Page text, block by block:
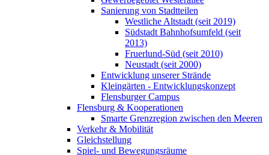
Sanierung von Stadtteilen
Westliche Altstadt (seit 2019)
Südstadt Bahnhofsumfeld (seit
2013)
Fruerlund-Süd (seit 2010)
Neustadt (seit 2000)
Entwicklung unserer Strände
Kleingärten - Entwicklungskonzept
Flensburger Campus
Flensburg & Kooperationen
Smarte Grenzregion zwischen den Meeren
Verkehr & Mobilität
Gleichstellung
Spiel- und Bewegungsräume